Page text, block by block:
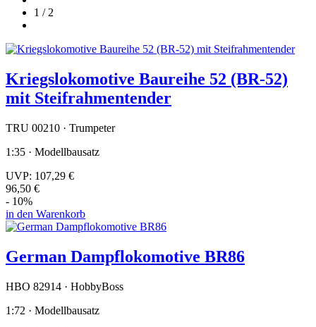
1 / 2
Kriegslokomotive Baureihe 52 (BR-52)
mit Steifrahmentender
TRU 00210 · Trumpeter
1:35 · Modellbausatz
UVP: 107,29 €
96,50 €
- 10%
in den Warenkorb
German Dampflokomotive BR86
HBO 82914 · HobbyBoss
1:72 · Modellbausatz